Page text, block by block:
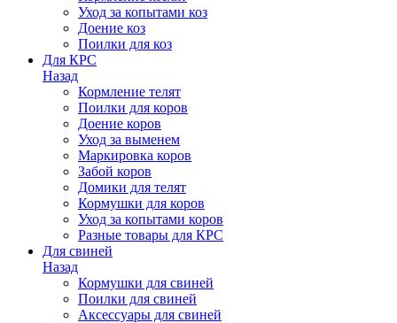
Уход за копытами коз
Доение коз
Поилки для коз
Для КРС
Назад
Кормление телят
Поилки для коров
Доение коров
Уход за выменем
Маркировка коров
Забой коров
Домики для телят
Кормушки для коров
Уход за копытами коров
Разные товары для КРС
Для свиней
Назад
Кормушки для свиней
Поилки для свиней
Аксессуары для свиней